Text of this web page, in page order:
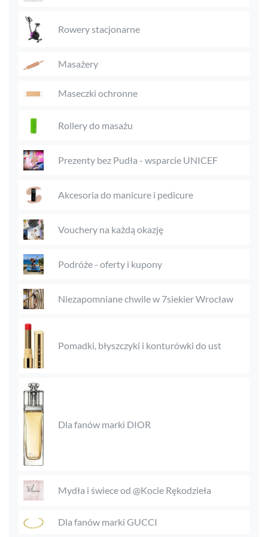
Rowery stacjonarne
Masażery
Maseczki ochronne
Rollery do masażu
Prezenty bez Pudła - wsparcie UNICEF
Akcesoria do manicure i pedicure
Vouchery na każdą okazję
Podróże - oferty i kupony
Niezapomniane chwile w 7siekier Wrocław
Pomadki, błyszczyki i konturówki do ust
Dla fanów marki DIOR
Mydła i świece od @Kocie Rękodzieła
Dla fanów marki GUCCI